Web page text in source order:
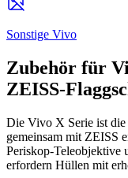
Sonstige Vivo
Zubehör für
ZEISS-
Die Vivo X Serie ist
gemeinsam mit ZEISS
Periskop-Teleobjektive
erfordern Hüllen mit